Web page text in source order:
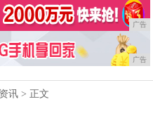
广告
广告
资讯 > 正文